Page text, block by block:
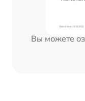
Вы можете